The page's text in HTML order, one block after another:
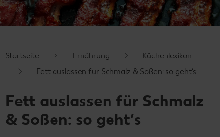
Startseite Ernährung
Küchenlexikon
Fett auslassen für Schmalz & Soßen: so geht’s
Fett auslassen für Schmalz
& Soßen: so geht’s